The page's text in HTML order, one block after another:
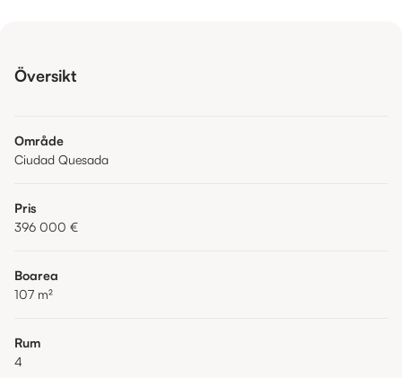
Översikt
Område
Ciudad Quesada
Pris
396 000 €
Boarea
107 m²
Rum
4